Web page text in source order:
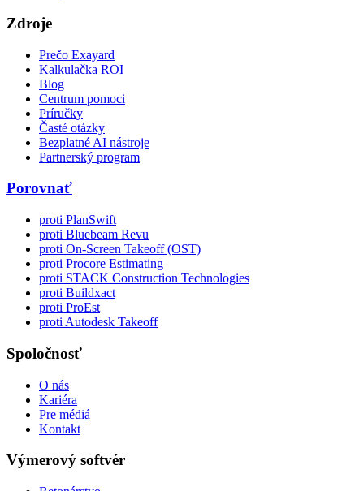
Zdroje
Prečo Exayard
Kalkulačka ROI
Blog
Centrum pomoci
Príručky
Časté otázky
Bezplatné AI nástroje
Partnerský program
Porovnať
proti PlanSwift
proti Bluebeam Revu
proti On-Screen Takeoff (OST)
proti Procore Estimating
proti STACK Construction Technologies
proti Buildxact
proti ProEst
proti Autodesk Takeoff
Spoločnosť
O nás
Kariéra
Pre médiá
Kontakt
Výmerový softvér